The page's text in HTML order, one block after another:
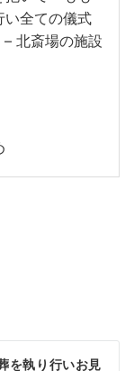
い全ての儀式
北斎場の施設
を執り行いお見